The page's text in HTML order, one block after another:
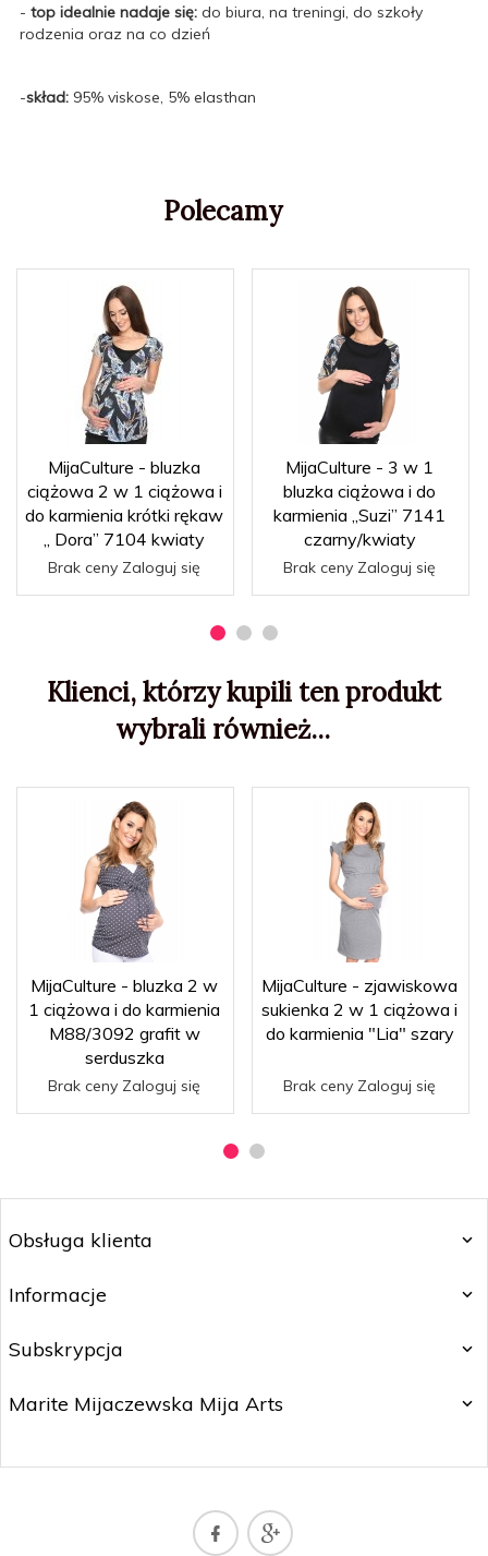
- top idealnie nadaje się: do biura, na treningi, do szkoły
rodzenia oraz na co dzień
-skład: 95% viskose, 5% elasthan
Polecamy
MijaCulture - bluzka
ciążowa 2 w 1 ciążowa i
do karmienia krótki rękaw
„ Dora” 7104 kwiaty
Brak ceny Zaloguj się
MijaCulture - 3 w 1
bluzka ciążowa i do
karmienia „Suzi” 7141
czarny/kwiaty
Brak ceny Zaloguj się
Klienci, którzy kupili ten produkt
wybrali również...
MijaCulture - bluzka 2 w
1 ciążowa i do karmienia
M88/3092 grafit w
serduszka
Brak ceny Zaloguj się
MijaCulture - zjawiskowa
sukienka 2 w 1 ciążowa i
do karmienia "Lia" szary
Brak ceny Zaloguj się
Obsługa klienta
Informacje
Subskrypcja
Marite Mijaczewska Mija Arts
mijaculture@gmail.com (PL) / mijaarts@yahoo.com (ENG)